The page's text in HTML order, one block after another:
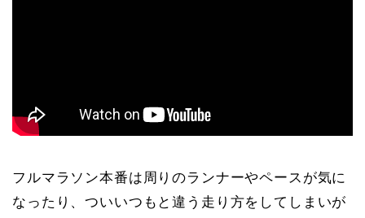
フルマラソン本番は周りのランナーやペースが気に
なったり、ついいつもと違う走り方をしてしまいが